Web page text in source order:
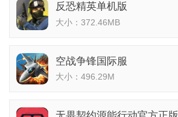
反恐精英单机版
大小：372.46MB
空战争锋国际服
大小：496.29M